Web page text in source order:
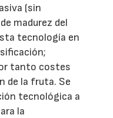
(sin
madurez del
tecnología en
tanto costes
de la fruta. Se
tecnológica a
la